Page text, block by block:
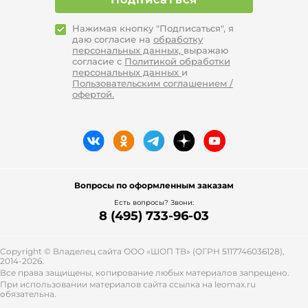
Нажимая кнопку "Подписаться", я
даю согласие на обработку
персональных данных, выражаю
согласие с Политикой обработки
персональных данных и
Пользовательским соглашением /
офертой.
Вопросы по оформленным заказам
Есть вопросы? Звони:
8 (495) 733-96-03
Copyright © Владелец сайта ООО «ШОП ТВ» (ОГРН 5117746036128),
2014-2026.
Все права защищены, копирование любых материалов запрещено.
При использовании материалов сайта ссылка на leomax.ru
обязательна.